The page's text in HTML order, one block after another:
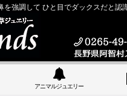
強調して ひと目でダックスだと
アニマルジュエリー